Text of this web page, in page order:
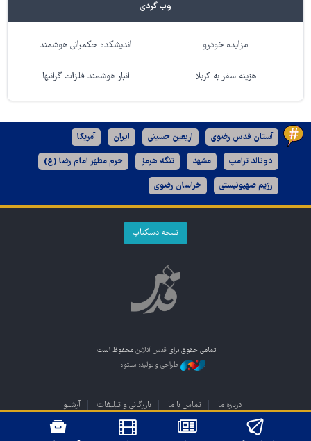
وب گردی
مزایده خودرو اندیشکده حکمرانی هوشمند
هزینه سفر به کربلا انبار هوشمند فلزات گرانبها
آستان قدس رضوی اربعین حسینی ایران آمریکا
دونالد ترامپ مشهد تنگه هرمز حرم مطهر امام رضا (ع)
رژیم صهیونیستی خراسان رضوی
نسخه دسکتاپ
تمامی حقوق برای قدس آنلاین محفوظ است.
طراحی و تولید: نستوه
درباره ما تماس با ما بازرگانی و تبلیغات آرشیو